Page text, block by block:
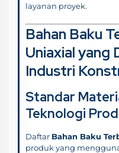
layanan proyek.
Bahan Baku
Uniaxial yang
Industri
Standar
Teknologi
Daftar Bahan Baku
produk yang